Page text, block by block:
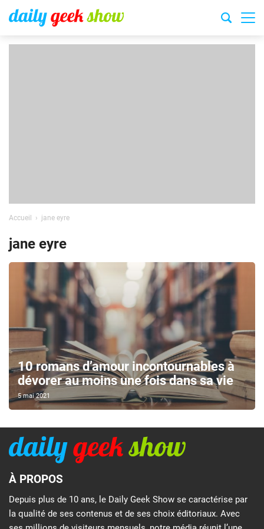
Accueil jane eyre
jane eyre
10 romans d’amour incontournables à
dévorer au moins une fois dans sa vie
5 mai 2021
À PROPOS
Depuis plus de 10 ans, le Daily Geek Show se caractérise par
la qualité de ses contenus et de ses choix éditoriaux. Avec